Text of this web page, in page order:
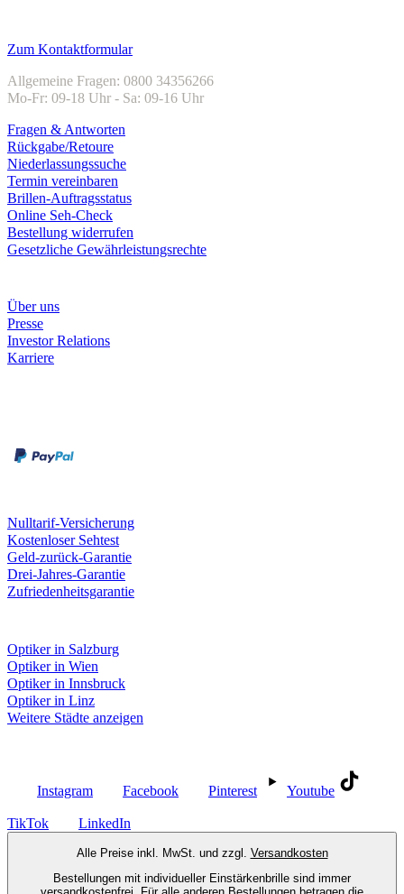
Zum Kontaktformular
Allgemeine Fragen: 0800 34356266
Mo-Fr: 09-18 Uhr - Sa: 09-16 Uhr
Fragen & Antworten
Rückgabe/Retoure
Niederlassungssuche
Termin vereinbaren
Brillen-Auftragsstatus
Online Seh-Check
Bestellung widerrufen
Gesetzliche Gewährleistungsrechte
Über uns
Presse
Investor Relations
Karriere
Nulltarif-Versicherung
Kostenloser Sehtest
Geld-zurück-Garantie
Drei-Jahres-Garantie
Zufriedenheitsgarantie
Optiker in Salzburg
Optiker in Wien
Optiker in Innsbruck
Optiker in Linz
Weitere Städte anzeigen
Instagram Facebook Pinterest Youtube
TikTok LinkedIn
Alle Preise inkl. MwSt. und zzgl. Versandkosten
Bestellungen mit individueller Einstärkenbrille sind immer